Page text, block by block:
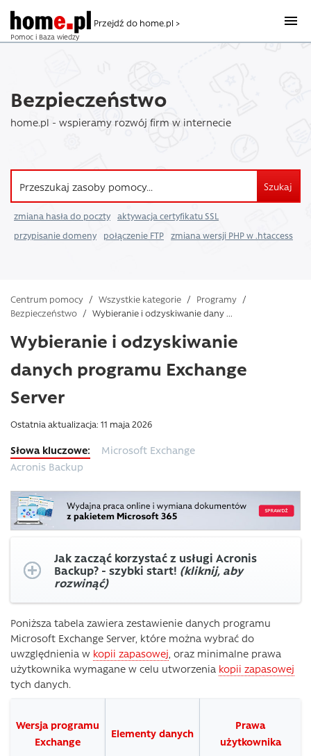
Pomoc i Baza wiedzy
Przejdź do home.pl >
Bezpieczeństwo
home.pl - wspieramy rozwój firm w internecie
Szukaj
zmiana hasła do poczty
aktywacja certyfikatu SSL
przypisanie domeny
połączenie FTP zmiana wersji PHP w .htaccess
Centrum pomocy / Wszystkie kategorie / Programy /
Bezpieczeństwo / Wybieranie i odzyskiwanie dany ...
Wybieranie i odzyskiwanie
danych programu Exchange
Server
Ostatnia aktualizacja: 11 maja 2026
Microsoft Exchange
Acronis Backup
Jak zacząć korzystać z usługi Acronis
Backup? - szybki start! (kliknij, aby
rozwinąć)
Poniższa tabela zawiera zestawienie danych programu
Microsoft Exchange Server, które można wybrać do
uwzględnienia w kopii zapasowej, oraz minimalne prawa
użytkownika wymagane w celu utworzenia kopii zapasowej
tych danych.
Wersja programu
Exchange
Elementy danych
Prawa
użytkownika